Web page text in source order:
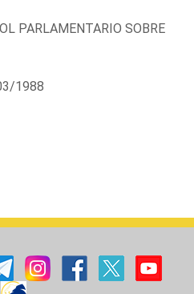
PARLAMENTARIO SOBRE
1988